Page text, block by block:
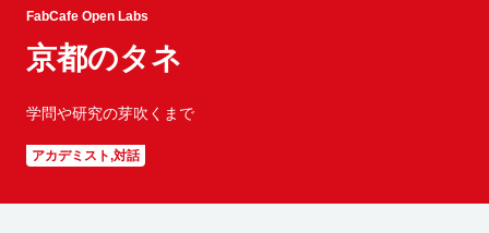
Tokyo
Nagoya
FabCafe Open Labs
京都のタネ
学問や研究の芽吹くまで
アカデミスト,対話